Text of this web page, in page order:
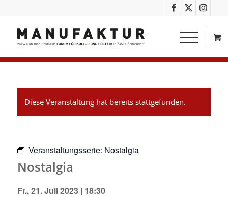
Diese Veranstaltung hat bereits stattgefunden.
Veranstaltungsserie: Nostalgia
Nostalgia
Fr., 21. Juli 2023 | 18:30